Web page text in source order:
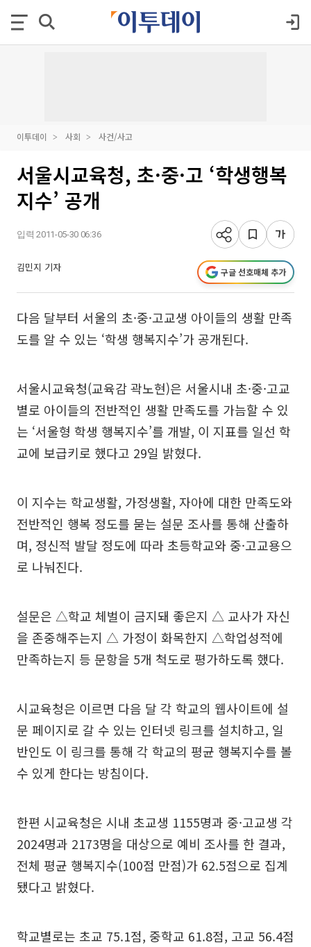
이투데이 사회 사건/사고
서울시교육청, 초·중·고 ‘학생행복
지수’ 공개
입력 2011-05-30 06:36
김민지 기자 구글 선호매체 추가
다음 달부터 서울의 초·중·고교생 아이들의 생활 만족
도를 알 수 있는 ‘학생 행복지수’가 공개된다.
서울시교육청(교육감 곽노현)은 서울시내 초·중·고교
별로 아이들의 전반적인 생활 만족도를 가늠할 수 있
는 ‘서울형 학생 행복지수’를 개발, 이 지표를 일선 학
교에 보급키로 했다고 29일 밝혔다.
이 지수는 학교생활, 가정생활, 자아에 대한 만족도와
전반적인 행복 정도를 묻는 설문 조사를 통해 산출하
며, 정신적 발달 정도에 따라 초등학교와 중·고교용으
로 나눠진다.
설문은 △학교 체벌이 금지돼 좋은지 △ 교사가 자신
을 존중해주는지 △ 가정이 화목한지 △학업성적에
만족하는지 등 문항을 5개 척도로 평가하도록 했다.
시교육청은 이르면 다음 달 각 학교의 웹사이트에 설
문 페이지로 갈 수 있는 인터넷 링크를 설치하고, 일
반인도 이 링크를 통해 각 학교의 평균 행복지수를 볼
수 있게 한다는 방침이다.
한편 시교육청은 시내 초교생 1155명과 중·고교생 각
2024명과 2173명을 대상으로 예비 조사를 한 결과,
전체 평균 행복지수(100점 만점)가 62.5점으로 집계
됐다고 밝혔다.
학교별로는 초교 75.1점, 중학교 61.8점, 고교 56.4점